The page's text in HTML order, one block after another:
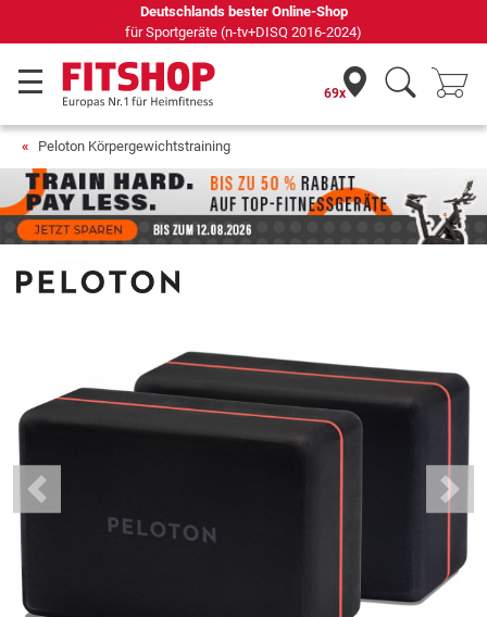
Deutschlands bester Online-Shop
für Sportgeräte (n-tv+DISQ 2016-2024)
69x
Peloton Körpergewichtstraining
Previous Next